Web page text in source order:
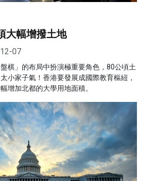
大幅增撥土地
07
棋」的布局中扮演極重要角色，80公頃土
小家子氣！香港要發展成國際教育樞紐，
增加北都的大學用地面積。